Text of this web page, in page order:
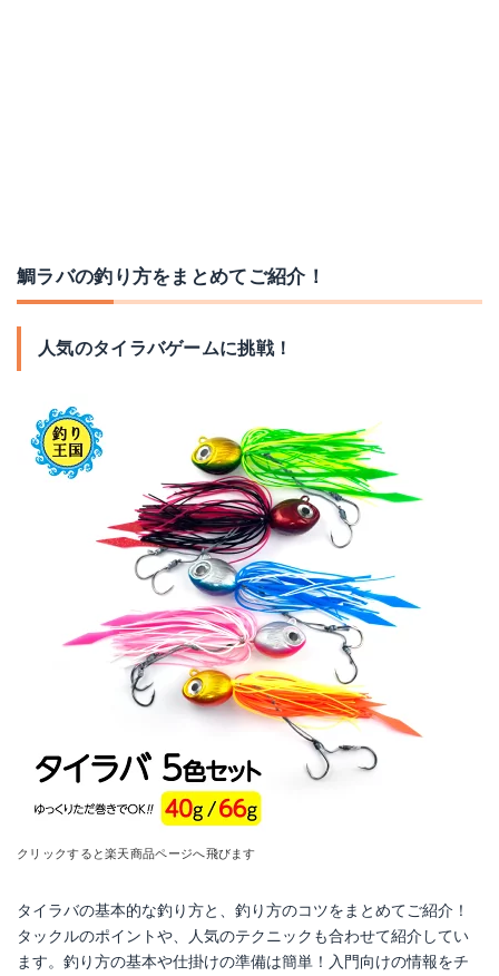
鯛ラバの釣り方をまとめてご紹介！
人気のタイラバゲームに挑戦！
クリックすると楽天商品ページへ飛びます
タイラバの基本的な釣り方と、釣り方のコツをまとめてご紹介！
タックルのポイントや、人気のテクニックも合わせて紹介してい
ます。釣り方の基本や仕掛けの準備は簡単！入門向けの情報をチ